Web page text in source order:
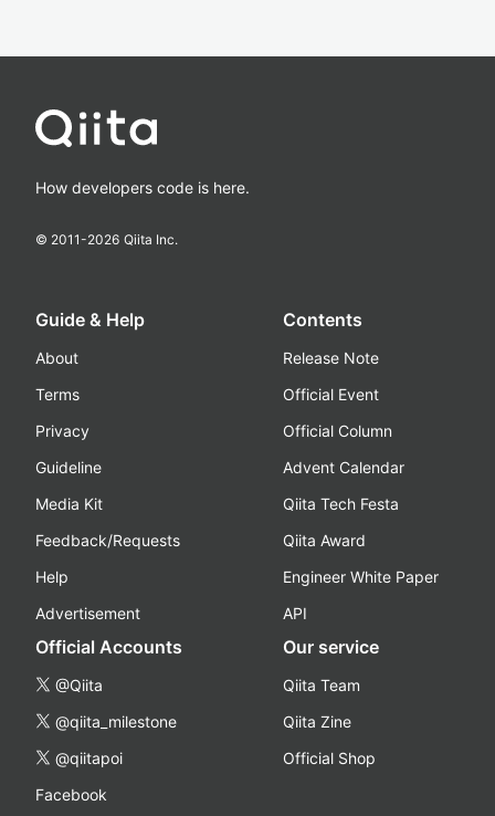
How developers code is here.
© 2011-2026 Qiita Inc.
Guide & Help
About
Terms
Privacy
Guideline
Media Kit
Feedback/Requests
Help
Advertisement
Contents
Release Note
Official Event
Official Column
Advent Calendar
Qiita Tech Festa
Qiita Award
Engineer White Paper
API
Official Accounts
@Qiita
@qiita_milestone
@qiitapoi
Facebook
Our service
Qiita Team
Qiita Zine
Official Shop